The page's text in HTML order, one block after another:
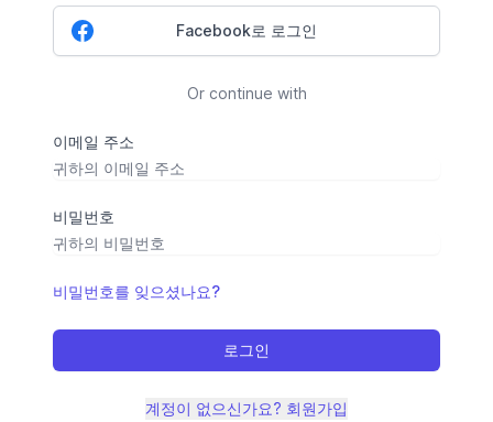
Facebook로 로그인
Or continue with
이메일 주소
비밀번호
비밀번호를 잊으셨나요?
로그인
계정이 없으신가요? 회원가입